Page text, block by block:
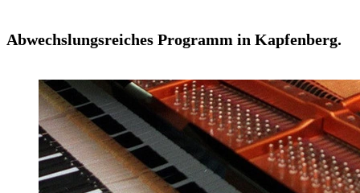
Abwechslungsreiches Programm in Kapfenberg.